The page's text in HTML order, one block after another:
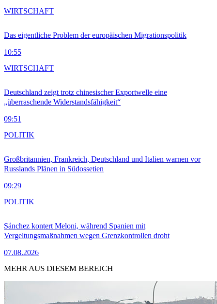
Das eigentliche Problem der europäischen Migrationspolitik
10:55
WIRTSCHAFT
Deutschland zeigt trotz chinesischer Exportwelle eine
„überraschende Widerstandsfähigkeit“
09:51
WIRTSCHAFT
Großbritannien, Frankreich, Deutschland und Italien warnen vor
Russlands Plänen in Südossetien
09:29
POLITIK
Sánchez kontert Meloni, während Spanien mit
Vergeltungsmaßnahmen wegen Grenzkontrollen droht
07.08.2026
POLITIK
MEHR AUS DIESEM BEREICH